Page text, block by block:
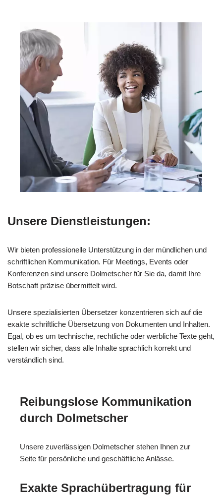
Unsere Dienstleistungen:
Wir bieten professionelle Unterstützung in der mündlichen und
schriftlichen Kommunikation. Für Meetings, Events oder
Konferenzen sind unsere Dolmetscher für Sie da, damit Ihre
Botschaft präzise übermittelt wird.
Unsere spezialisierten Übersetzer konzentrieren sich auf die
exakte schriftliche Übersetzung von Dokumenten und Inhalten.
Egal, ob es um technische, rechtliche oder werbliche Texte geht,
stellen wir sicher, dass alle Inhalte sprachlich korrekt und
verständlich sind.
Reibungslose Kommunikation
durch Dolmetscher
Unsere zuverlässigen Dolmetscher stehen Ihnen zur
Seite für persönliche und geschäftliche Anlässe.
Exakte Sprachübertragung für